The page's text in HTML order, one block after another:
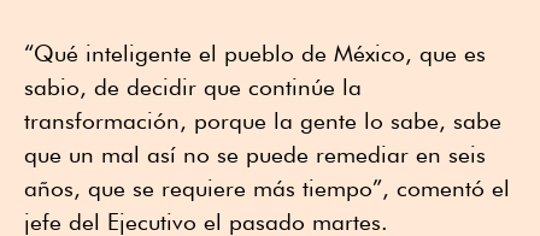
“Qué inteligente el pueblo de México, que es
sabio, de decidir que continúe la
transformación, porque la gente lo sabe, sabe
que un mal así no se puede remediar en seis
años, que se requiere más tiempo”, comentó el
jefe del Ejecutivo el pasado martes.